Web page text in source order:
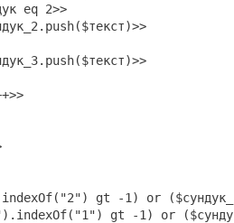
2>>
gt -1) or
gt -1) or